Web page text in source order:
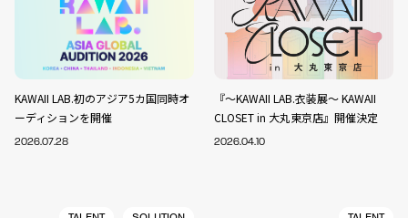
KAWAII LAB.初のアジア5カ国同時オ
ーディションを開催
2026.07.28
『～KAWAII LAB.衣装展～ KAWAII
CLOSET in 大丸東京店』開催決定
2026.04.10